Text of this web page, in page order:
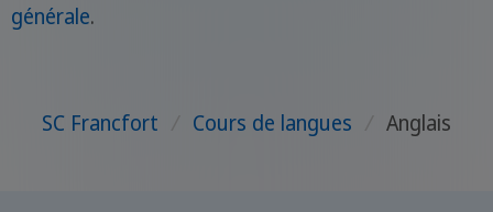
générale.
SC Francfort Cours de langues Anglais